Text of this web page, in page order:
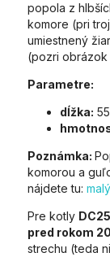
popola z
komore (pri
umiestnený
(pozri obrázok
Parametre:
dĺžka:
Poznámka:
komorou a
nájdete tu:
Pre kotly
pred rokom
strechu (teda